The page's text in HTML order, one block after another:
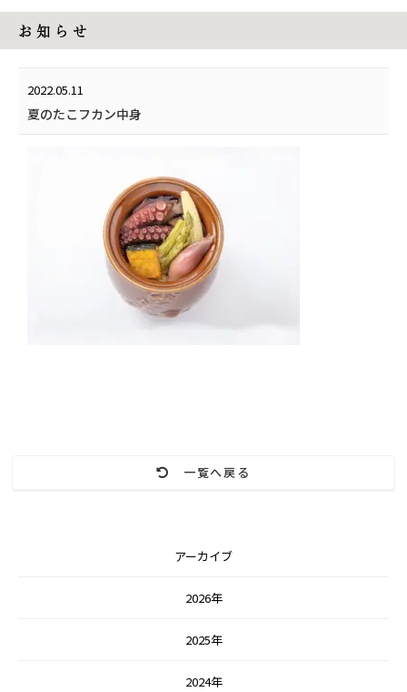
お 知 ら せ
2022.05.11
夏のたこフカン中身
一覧へ戻る
アーカイブ
2026年
2025年
2024年